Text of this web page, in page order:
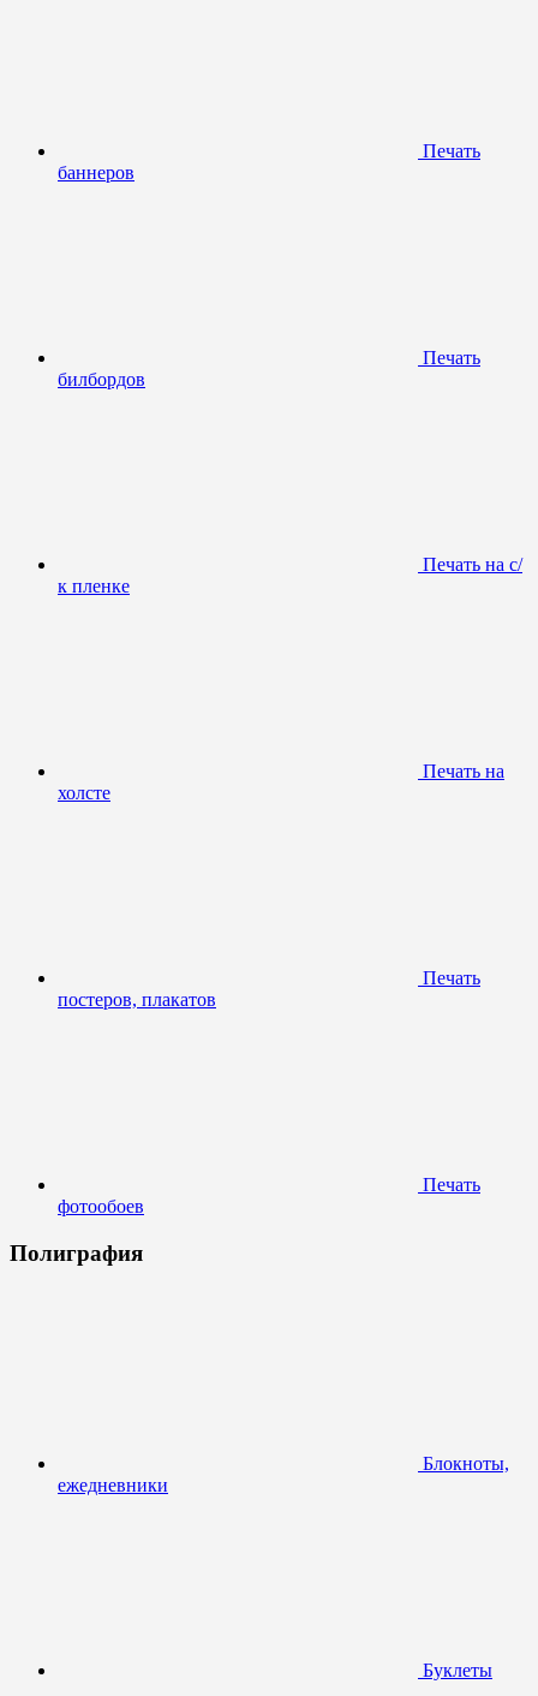
Печать
баннеров
Печать
билбордов
Печать на с/
к пленке
Печать на
холсте
Печать
постеров, плакатов
Печать
фотообоев
Полиграфия
Блокноты,
ежедневники
Буклеты